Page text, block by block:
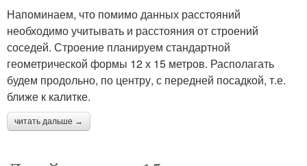
Напоминаем, что помимо данных расстояний
необходимо учитывать и расстояния от строений
соседей. Строение планируем стандартной
геометрической формы 12 х 15 метров. Располагать
будем продольно, по центру, с передней посадкой, т.е.
ближе к калитке.
читать дальше →